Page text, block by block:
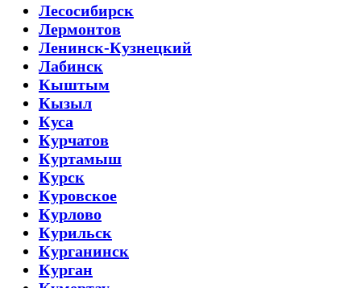
Лесосибирск
Лермонтов
Ленинск-Кузнецкий
Лабинск
Кыштым
Кызыл
Куса
Курчатов
Куртамыш
Курск
Куровское
Курлово
Курильск
Курганинск
Курган